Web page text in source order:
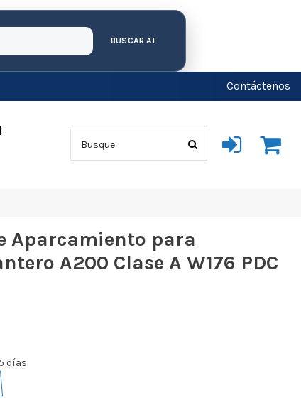
BUSCAR AI
Contáctenos
Aparcamiento para
A200 Clase A W176 PDC
días